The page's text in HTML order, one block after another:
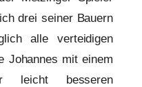
drei seiner Bauern
alle verteidigen
Johannes mit einem
leicht besseren